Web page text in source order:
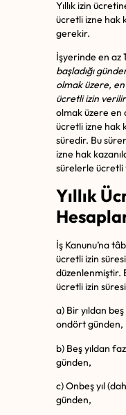
Yıllık izin
ücretli izne hak
gerekir.
İşyerinde en az
başladığı
olmak üzere, en
ücretli izin
olmak üzere en
ücretli izne hak
süredir. Bu
izne hak
sürelerle ücretli
Yıllık
İş Kanunu’na
ücretli izin
düzenlenmiştir.
ücretli izin
a) Bir yıldan
ondört günden,
b) Beş yıldan
günden,
c) Onbeş yıl
günden,